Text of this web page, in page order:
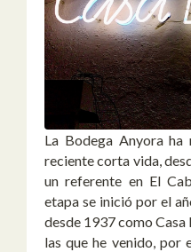
La Bodega Anyora
reciente corta vida,
un referente en El
etapa se inició por el
desde 1937 como Casa
las que he venido, por